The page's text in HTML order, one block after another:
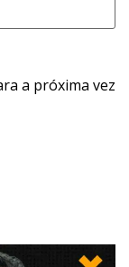
a próxima vez